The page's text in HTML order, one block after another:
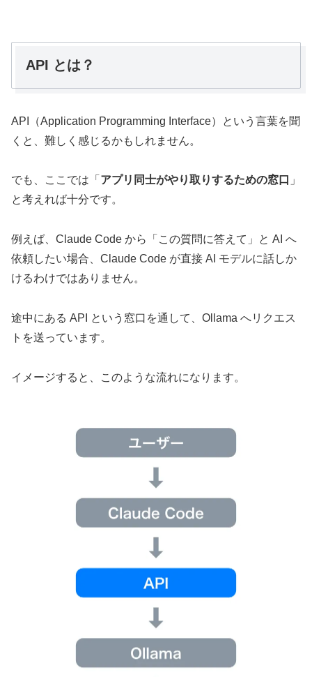
API とは？
API（Application Programming Interface）という言葉を聞
くと、難しく感じるかもしれません。
でも、ここでは「 アプリ同士がやり取りするための窓口 」
と考えれば十分です。
例えば、Claude Code から「この質問に答えて」と AI へ
依頼したい場合、Claude Code が直接 AI モデルに話しか
けるわけではありません。
途中にある API という窓口を通して、Ollama へリクエス
トを送っています。
イメージすると、このような流れになります。